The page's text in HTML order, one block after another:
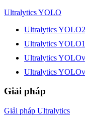
Ultralytics YOLO
Ultralytics
Ultralytics
Ultralytics
Ultralytics
Giải pháp
Giải pháp Ultralytics